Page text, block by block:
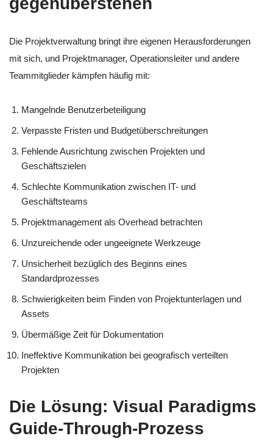
Die Projektverwaltung bringt ihre eigenen Herausforderungen
mit sich, und Projektmanager, Operationsleiter und andere
Teammitglieder kämpfen häufig mit:
Mangelnde Benutzerbeteiligung
Verpasste Fristen und Budgetüberschreitungen
Fehlende Ausrichtung zwischen Projekten und
Geschäftszielen
Schlechte Kommunikation zwischen IT- und
Geschäftsteams
Projektmanagement als Overhead betrachten
Unzureichende oder ungeeignete Werkzeuge
Unsicherheit bezüglich des Beginns eines
Standardprozesses
Schwierigkeiten beim Finden von Projektunterlagen und
Assets
Übermäßige Zeit für Dokumentation
Ineffektive Kommunikation bei geografisch verteilten
Projekten
Die Lösung: Visual Paradigms
Guide-Through-Prozess